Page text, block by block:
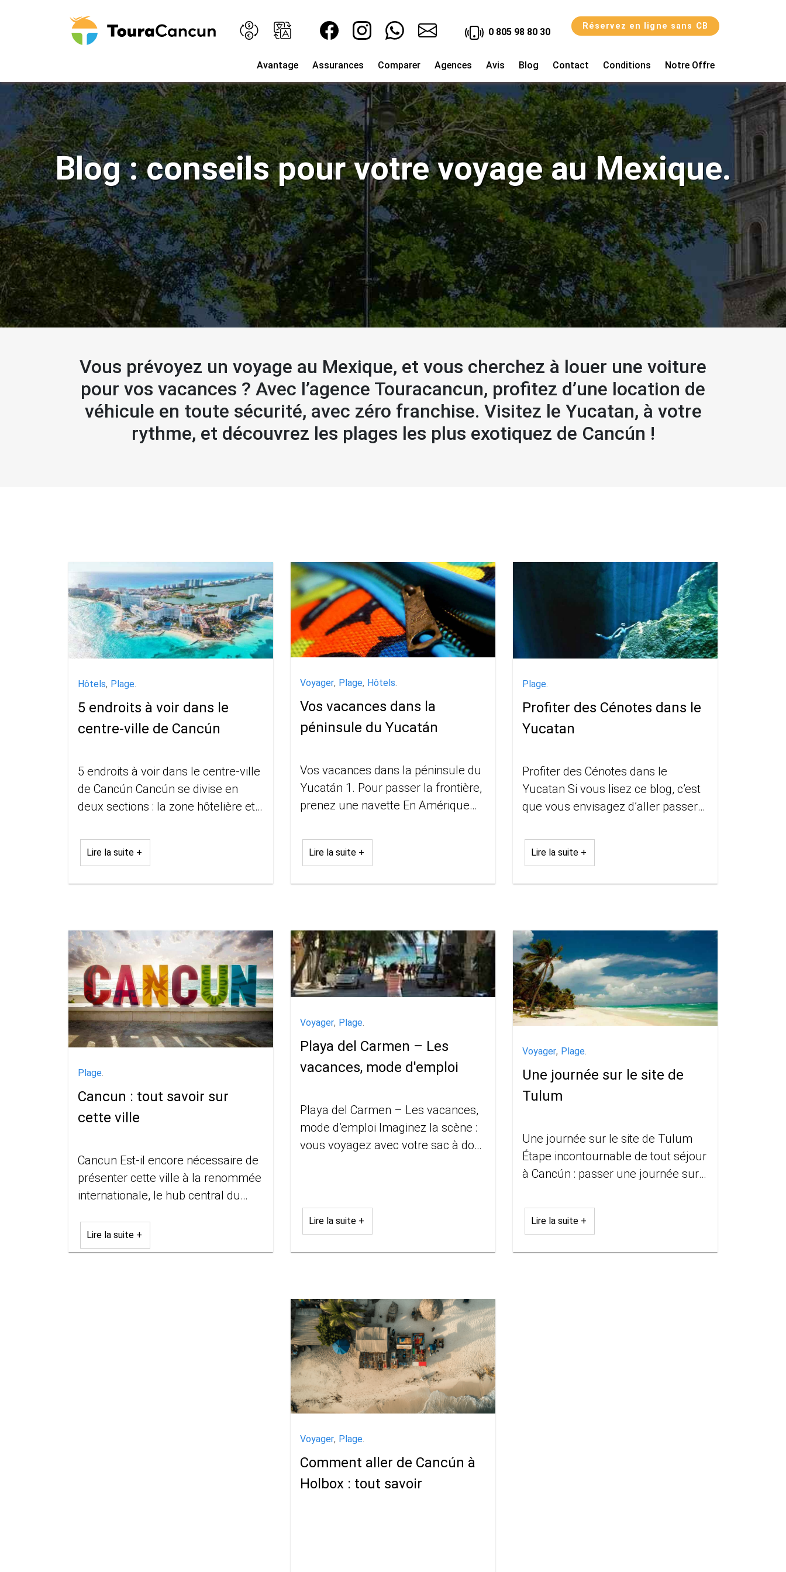
0 805 98 80 30
Réservez en ligne sans CB
Avantage Assurances Comparer Agences Avis Blog Contact Conditions Notre Offre
Blog : conseils pour votre voyage au Mexique.
Vous prévoyez un voyage au Mexique, et vous cherchez à louer une voiture
pour vos vacances ? Avec l’agence Touracancun, profitez d’une location de
véhicule en toute sécurité, avec zéro franchise. Visitez le Yucatan, à votre
rythme, et découvrez les plages les plus exotiquez de Cancún !
Hôtels, Plage.
5 endroits à voir dans le
centre-ville de Cancún
5 endroits à voir dans le centre-ville
de Cancún Cancún se divise en
deux sections : la zone hôtelière et
habitants. Si beaucoup de touristes
Lire la suite +
Voyager, Plage, Hôtels
Vos vacances dans la
péninsule du Yucatán
Vos vacances dans la péninsule du
Yucatán 1. Pour passer la frontière,
prenez une navette En Amérique
commun d’utiliser les chicken bus,
ces
Lire la suite +
Plage.
Profiter des Cénotes dans le
Yucatan
Profiter des Cénotes dans le
Yucatan Si vous lisez ce blog, c’est
que vous envisagez d’aller passer
profiter des Cénotes dans le
Yucatan. Au cours
Lire la suite +
Plage.
Cancun : tout savoir sur
cette ville
Cancun Est-il encore nécessaire de
présenter cette ville à la renommée
internationale, le hub central du
Yucatan ? Éclairée toute...
Lire la suite +
Voyager, Plage.
Playa del Carmen – Les
vacances, mode d'emploi
Playa del Carmen – Les vacances,
mode d’emploi Imaginez la scène :
vous voyagez avec votre sac à dos
Lire la suite +
Voyager, Plage.
Une journée sur le site de
Tulum
Une journée sur le site de Tulum
Étape incontournable de tout séjour
à Cancún : passer une journée sur
uniquement sur le site
archéologique !t
Lire la suite +
Voyager, Plage.
Comment aller de Cancún à
Holbox : tout savoir